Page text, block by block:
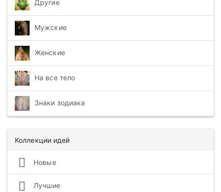
Другие
Мужские
Женские
На все тело
Знаки зодиака
Коллекции идей
Новые
Лучшие